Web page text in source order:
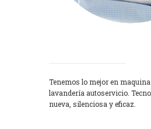
Tenemos lo mejor en
lavandería autoservicio.
nueva, silenciosa y eficaz.